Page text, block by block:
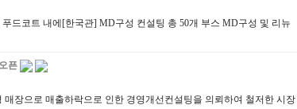
드코트 내에[한국관] MD구성 컨설팅 총 50개 부스 MD구성 및 리뉴
픈
매장으로 매출하락으로 인한 경영개선컨설팅을 의뢰하여 철저한 시장